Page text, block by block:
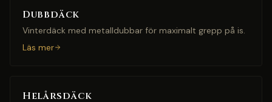
Dubbdäck
Vinterdäck med metalldubbar för maximalt grepp på is.
Läs mer
Helårsdäck